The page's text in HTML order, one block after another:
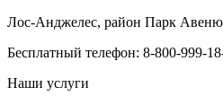
Лос-Анджелес, район Парк
Бесплатный телефон: 8-800-999-
Наши услуги